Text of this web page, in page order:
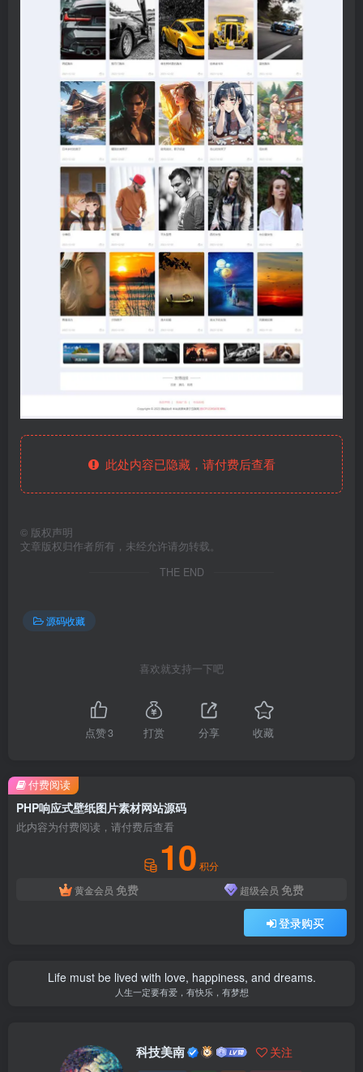
此处内容已隐藏，请付费后查看
© 版权声明
文章版权归作者所有，未经允许请勿转载。
THE END
源码收藏
喜欢就支持一下吧
点赞3 打赏 分享 收藏
PHP响应式壁纸图片素材网站源码
此内容为付费阅读，请付费后查看
10 积分
黄金会员 免费 超级会员 免费
登录购买
付费阅读
Life must be lived with love, happiness, and dreams.
人生一定要有爱，有快乐，有梦想
科技美南 关注